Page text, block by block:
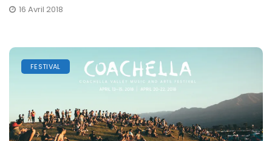
16 Avril 2018
FESTIVAL